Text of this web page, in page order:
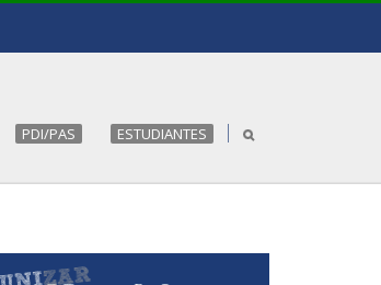
PDI/PAS ESTUDIANTES